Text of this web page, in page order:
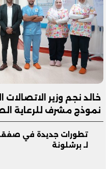
خالد نجم وزير
نموذج مشرف للرعاية
مساندته
تطورات جديدة في صفقة
لـ برشلونة